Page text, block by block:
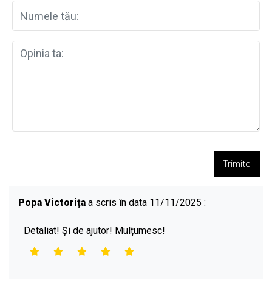
Trimite
Popa Victorița a scris în data 11/11/2025 :
Detaliat! Și de ajutor! Mulțumesc!